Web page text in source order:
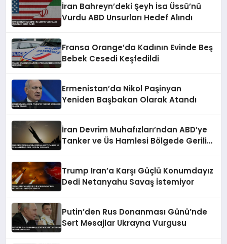
İran Bahreyn’deki Şeyh İsa Üssü’nü
Vurdu ABD Unsurları Hedef Alındı
Fransa Orange’da Kadının Evinde Beş
Bebek Cesedi Keşfedildi
Ermenistan’da Nikol Paşinyan
Yeniden Başbakan Olarak Atandı
İran Devrim Muhafızları’ndan ABD’ye
Tanker ve Üs Hamlesi Bölgede Gerilim
Trump Iran’a Karşı Güçlü Konumdayız
Dedi Netanyahu Savaş İstemiyor
Putin’den Rus Donanması Günü’nde
Sert Mesajlar Ukrayna Vurgusu